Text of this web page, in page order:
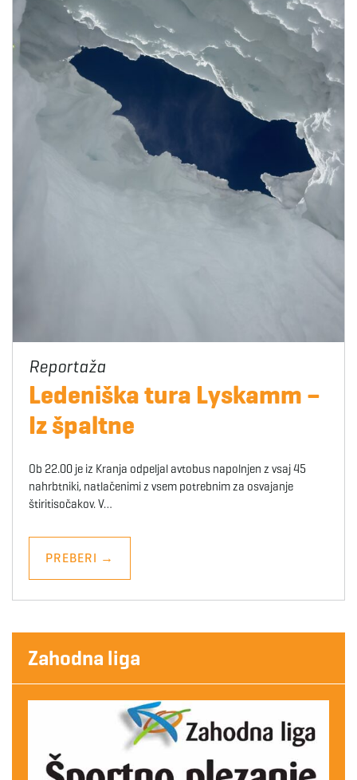
Ledeniška tura Lyskamm –
Iz špaltne
Ob 22.00 je iz Kranja odpeljal avtobus napolnjen z vsaj 45
nahrbtniki, natlačenimi z vsem potrebnim za osvajanje
štiritisočakov. V…
PREBERI →
Zahodna liga